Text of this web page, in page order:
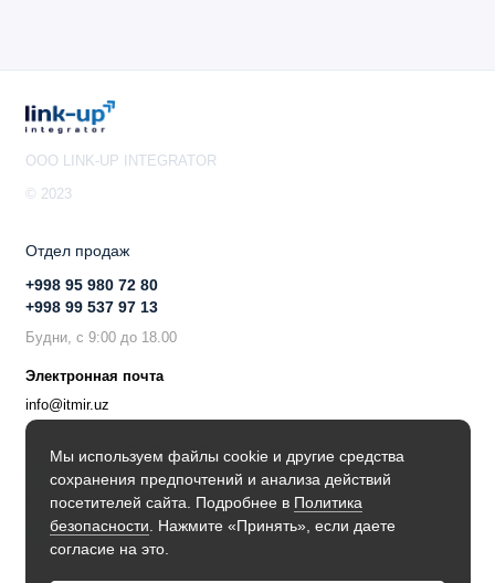
Мы используем файлы cookie и другие средства
сохранения предпочтений и анализа действий
посетителей сайта. Подробнее в Политика
безопасности . Нажмите «Принять», если даете
согласие на это.
OOO LINK-UP INTEGRATOR
© 2023
Отдел продаж
+998 95 980 72 80
+998 99 537 97 13
Будни, с 9:00 до 18.00
Электронная почта
info@itmir.uz
Поддержка в мессенджере
Будьте в курсе наших новостей!